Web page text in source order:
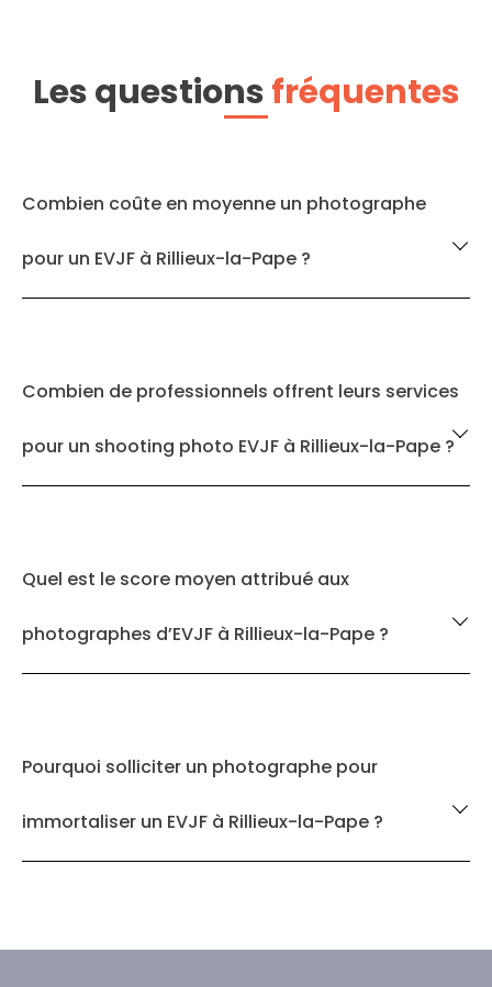
Les questionsfréquentes
Combien coûte en moyenne un photographe
pour un EVJF à Rillieux-la-Pape ?
Combien de professionnels offrent leurs services
pour un shooting photo EVJF à Rillieux-la-Pape ?
Quel est le score moyen attribué aux
photographes d’EVJF à Rillieux-la-Pape ?
Pourquoi solliciter un photographe pour
immortaliser un EVJF à Rillieux-la-Pape ?